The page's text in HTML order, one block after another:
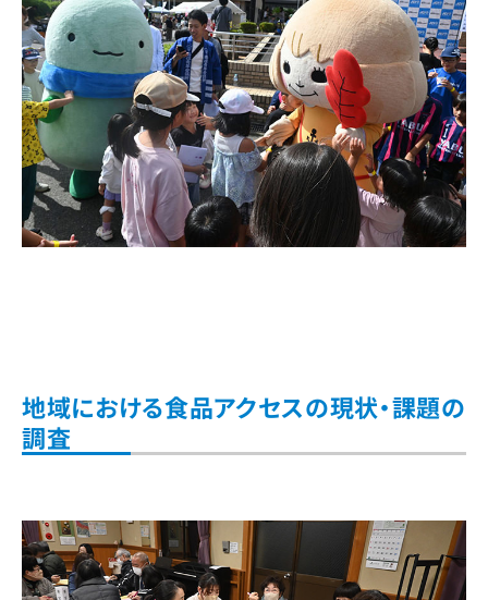
地域における食品アクセスの現状・課題の
調査